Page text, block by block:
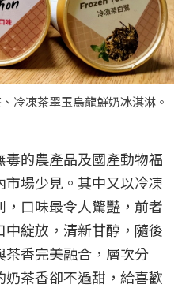
冷凍茶翠玉烏龍鮮奶冰淇淋。
的農產品及國產動物福
場少見。其中又以冷凍
口味最令人驚豔，前者
綻放，清新甘醇，隨後
香完美融合，層次分
茶香卻不過甜，給喜歡